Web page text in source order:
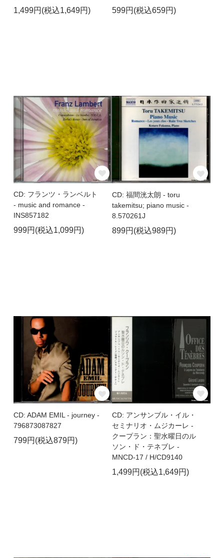
1,499円(税込1,649円) 599円(税込659円)
CD: フランツ・ランベルト
- music and romance -
INS857182
999円(税込1,099円)
CD: 福間洸太朗 - toru
takemitsu; piano music -
8.570261J
899円(税込989円)
CD: ADAM EMIL - journey -
796873087827
799円(税込879円)
CD: アンサンブル・イル・
セミナリオ・ムジカーレ -
クープラン：聖水曜日のル
ソン・ド・テネブレ -
MNCD-17 / H/CD9140
1,499円(税込1,649円)